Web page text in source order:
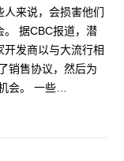
人来说，会损害他们
。 据CBC报道，潜
开发商以与大流行相
销售协议，然后为
会。 一些…